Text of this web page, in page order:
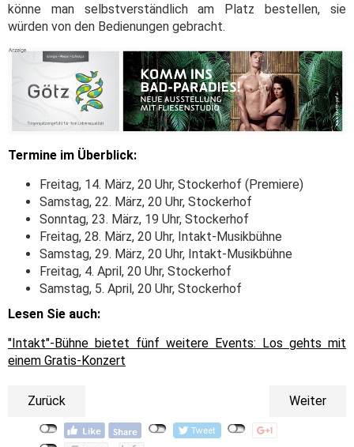
könne man selbstverständlich am Platz bestellen, sie
würden von den Bedienungen gebracht.
Termine im Überblick:
Freitag, 14. März, 20 Uhr, Stockerhof (Premiere)
Samstag, 22. März, 20 Uhr, Stockerhof
Sonntag, 23. März, 19 Uhr, Stockerhof
Freitag, 28. März, 20 Uhr, Intakt-Musikbühne
Samstag, 29. März, 20 Uhr, Intakt-Musikbühne
Freitag, 4. April, 20 Uhr, Stockerhof
Samstag, 5. April, 20 Uhr, Stockerhof
Lesen Sie auch:
"Intakt"-Bühne bietet fünf weitere Events: Los gehts mit
einem Gratis-Konzert
Zurück Weiter